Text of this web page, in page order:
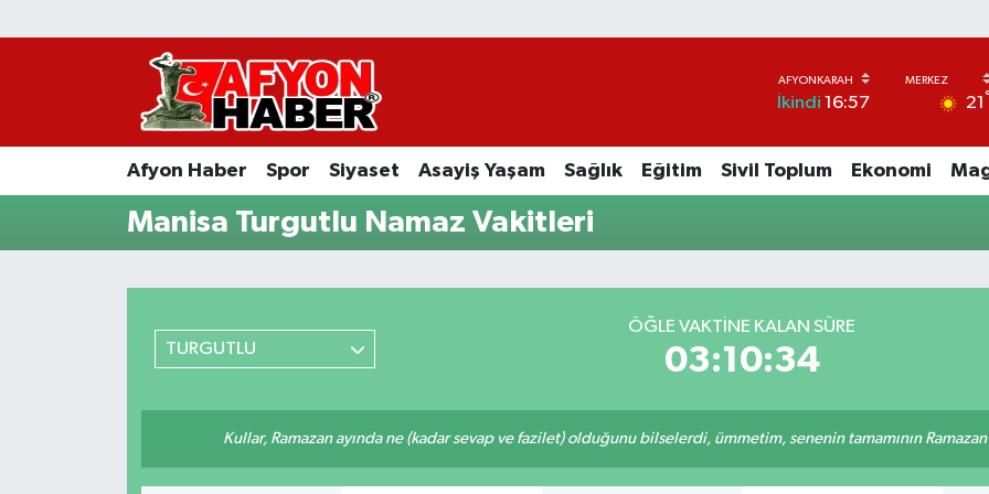
İkindi 16:57 21 °
Afyon Haber Spor Siyaset Asayiş Yaşam Sağlık Eğitim Sivil Toplum Ekonomi
Manisa Turgutlu Namaz Vakitleri
TURGUTLU
ÖĞLE VAKTINE KALAN SÜRE
03:10:34
Kullar, Ramazan ayında ne (kadar sevap ve fazilet) olduğunu bilselerdi, ümmetim, senenin tamamının
Afyon Haber
Spor
Asayiş Yaşam